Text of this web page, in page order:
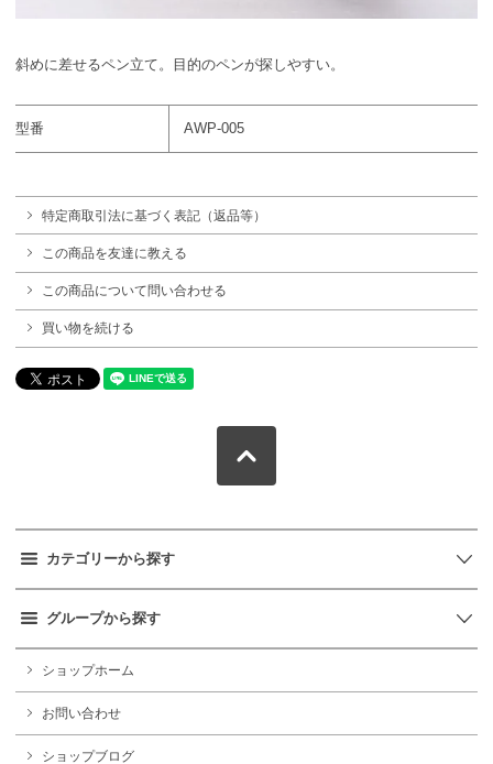
斜めに差せるペン立て。目的のペンが探しやすい。
型番 AWP-005
特定商取引法に基づく表記（返品等）
この商品を友達に教える
この商品について問い合わせる
買い物を続ける
カテゴリーから探す
グループから探す
ショップホーム
お問い合わせ
ショップブログ